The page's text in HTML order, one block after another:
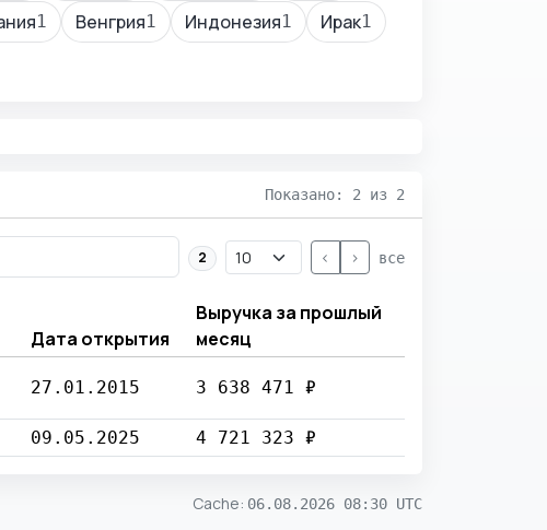
1 Венгрия1 Индонезия1 Ирак1
Показано: 2 из 2
2 < > все
Дата открытия
Выручка за прошлый
месяц
27.01.2015 3 638 471 ₽
09.05.2025 4 721 323 ₽
Cache: 06.08.2026 08:30 UTC